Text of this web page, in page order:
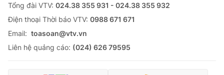
Tổng đài VTV: 024.38 355 931 - 024.38 355 932
Ðiện thoại Thời báo VTV: 0988 671 671
Email: toasoan@vtv.vn
Liên hệ quảng cáo: (024) 626 79595